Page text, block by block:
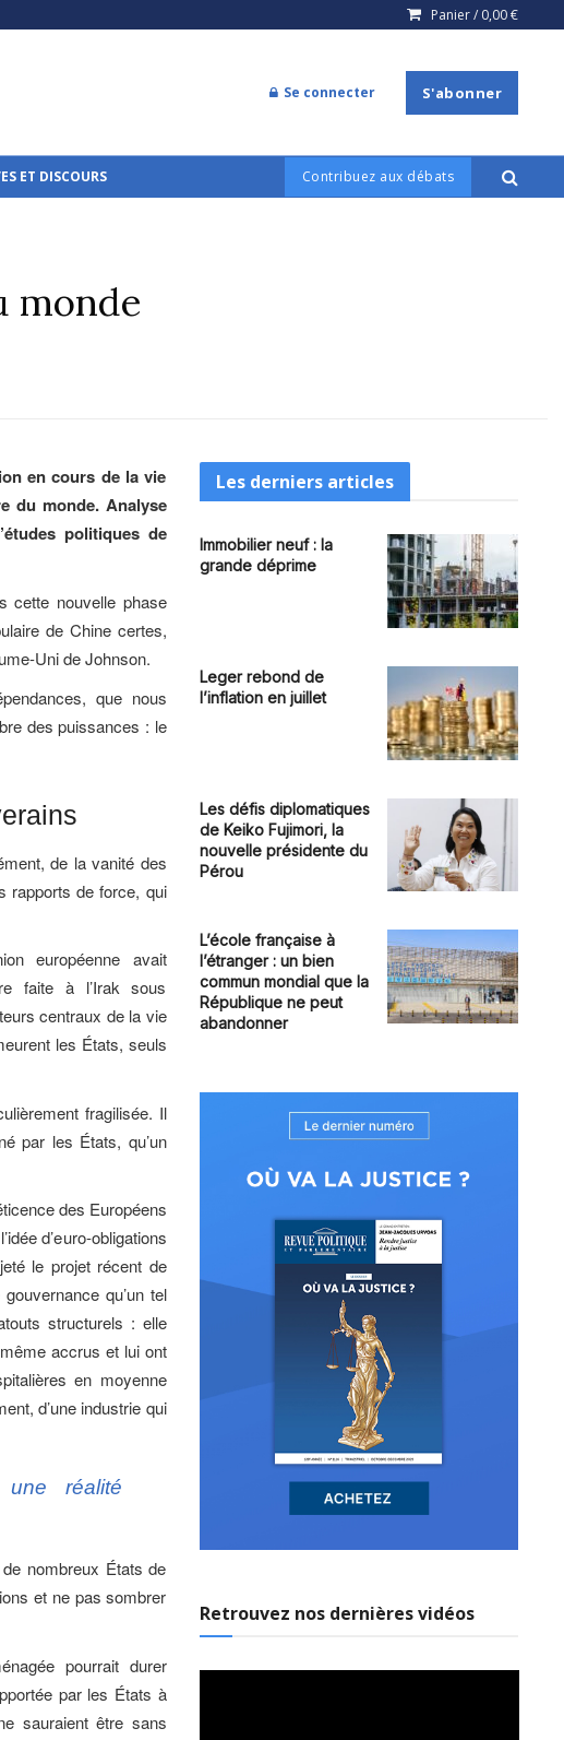
Panier / 0,00€
Se connecter S'abonner
ET DISCOURS Contribuez aux débats
monde
en cours de la vie
du monde. Analyse
politiques de
cette nouvelle phase
de Chine certes,
Uni de Johnson.
que nous
des puissances : le
de la vanité des
rapports de force, qui
européenne avait
faite à l’Irak sous
centraux de la vie
les États, seuls
fragilisée. Il
par les États, qu’un
des Européens
d’euro-obligations
le projet récent de
qu’un tel
structurels : elle
accrus et lui ont
en moyenne
d’une industrie qui
une réalité
nombreux États de
et ne pas sombrer
pourrait durer
par les États à
sauraient être sans
Les derniers articles
Immobilier neuf : la
grande déprime
Leger rebond de
l’inflation en juillet
Les défis diplomatiques
de Keiko Fujimori, la
nouvelle présidente du
Pérou
L’école française à
l’étranger : un bien
commun mondial que la
République ne peut
abandonner
Retrouvez nos dernières vidéos